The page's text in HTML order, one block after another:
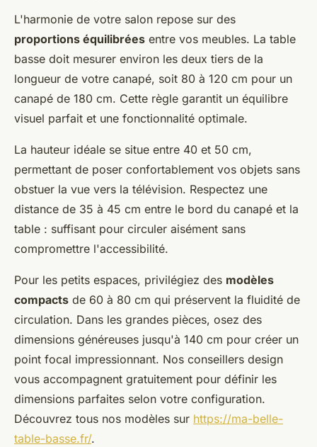
L'harmonie de votre salon repose sur des
proportions équilibrées entre vos meubles. La table
basse doit mesurer environ les deux tiers de la
longueur de votre canapé, soit 80 à 120 cm pour un
canapé de 180 cm. Cette règle garantit un équilibre
visuel parfait et une fonctionnalité optimale.
La hauteur idéale se situe entre 40 et 50 cm,
permettant de poser confortablement vos objets sans
obstuer la vue vers la télévision. Respectez une
distance de 35 à 45 cm entre le bord du canapé et la
table : suffisant pour circuler aisément sans
compromettre l'accessibilité.
Pour les petits espaces, privilégiez des modèles
compacts de 60 à 80 cm qui préservent la fluidité de
circulation. Dans les grandes pièces, osez des
dimensions généreuses jusqu'à 140 cm pour créer un
point focal impressionnant. Nos conseillers design
vous accompagnent gratuitement pour définir les
dimensions parfaites selon votre configuration.
Découvrez tous nos modèles sur https://ma-belle-
table-basse.fr/.